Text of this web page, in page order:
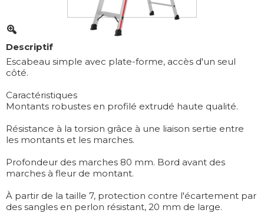
Descriptif
Escabeau simple avec plate-forme, accès d'un seul
côté.
Caractéristiques
Montants robustes en profilé extrudé haute qualité.
Résistance à la torsion grâce à une liaison sertie entre
les montants et les marches.
Profondeur des marches 80 mm. Bord avant des
marches à fleur de montant.
À partir de la taille 7, protection contre l'écartement par
des sangles en perlon résistant, 20 mm de large.